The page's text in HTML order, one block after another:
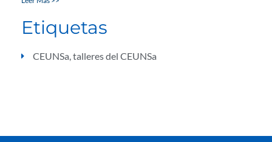
Etiquetas
CEUNSa,talleres del CEUNSa